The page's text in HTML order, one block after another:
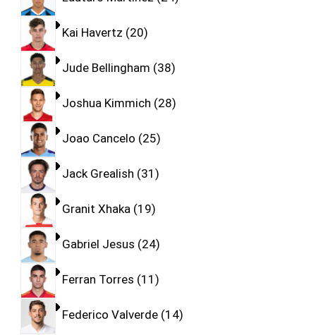
Kai Havertz 20
Jude Bellingham 38
Joshua Kimmich 28
Joao Cancelo 25
Jack Grealish 31
Granit Xhaka 19
Gabriel Jesus 24
Ferran Torres 11
Federico Valverde 14